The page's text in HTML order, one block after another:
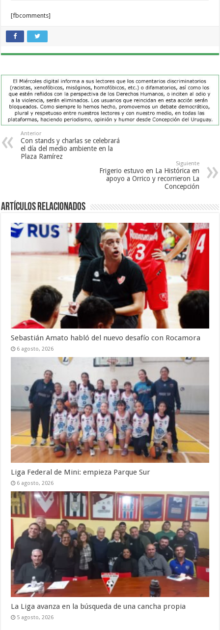
[fbcomments]
Anterior
Con stands y charlas se celebrará
el día del medio ambiente en la
Plaza Ramírez
Siguiente
Frigerio estuvo en La Histórica en
apoyo a Orrico y recorrieron La
Concepción
Artículos Relacionados
Sebastián Amato habló del nuevo desafío con Rocamora
6 agosto, 2026
Liga Federal de Mini: empieza Parque Sur
6 agosto, 2026
La Liga avanza en la búsqueda de una cancha propia
5 agosto, 2026